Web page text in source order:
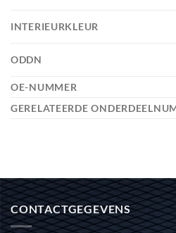
INTERIEURKLEUR
ODDN
OE-NUMMER
GERELATEERDE
CONTACTGEGEVENS